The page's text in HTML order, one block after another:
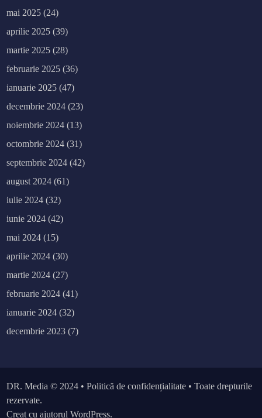
mai 2025 (24)
aprilie 2025 (39)
martie 2025 (28)
februarie 2025 (36)
ianuarie 2025 (47)
decembrie 2024 (23)
noiembrie 2024 (13)
octombrie 2024 (31)
septembrie 2024 (42)
august 2024 (61)
iulie 2024 (32)
iunie 2024 (42)
mai 2024 (15)
aprilie 2024 (30)
martie 2024 (27)
februarie 2024 (41)
ianuarie 2024 (32)
decembrie 2023 (7)
DR. Media © 2024 •Politică de confidențialitate • Toate drepturile
rezervate.
Creat cu ajutorul WordPress.